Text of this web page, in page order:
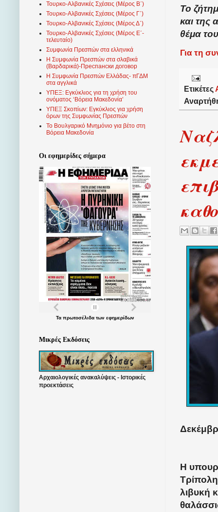
Το
και της
θέμα
Για τη
Ετικέτες
Η
λιβυκή
Τουρκο-Αλβανικές Σχέσεις (Μέρος Β΄)
Τουρκο-Αλβανικές Σχέσεις (Μέρος Γ΄)
Τουρκο-Αλβανικές Σχέσεις (Μέρος Δ΄)
Τουρκο-Αλβανικές Σχέσεις (Μέρος Ε΄-
τελευταίο)
Συμφωνία Πρεσπών στα ελληνικά
Η Συμφωνία Πρεσπών στα σλαβικά
(Βαρδαρικά)-Преспански договор
Η Συμφωνία Πρεσπών Ελλάδας- πΓΔΜ
στα αγγλικά
ΥΠΕΞ: Εγκύκλιος για τη χρήση του
ονόματος ‘Βόρεια Μακεδονία’
ΥΠΕΞ Σκοπίων: Εγκύκλιος για χρήση
όρων της Συμφωνίας Πρεσπών
Το Βουλγαρικό Μνημόνιο για βέτο στη
Βόρεια Μακεδονία
Οι εφημερίδες σήμερα
Τα πρωτοσέλιδατων εφημερίδων
Μικρές Εκδόσεις
Αρχαιολογικές ανακαλύψεις - Ιστορικές
προεκτάσεις